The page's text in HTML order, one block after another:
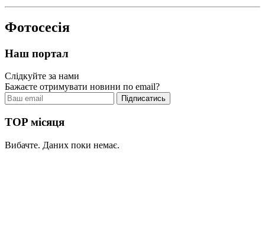
Фотосесія
Наш портал
Слідкуйте за нами
Бажаєте отримувати новини по email?
TOP місяця
Вибачте. Даних поки немає.